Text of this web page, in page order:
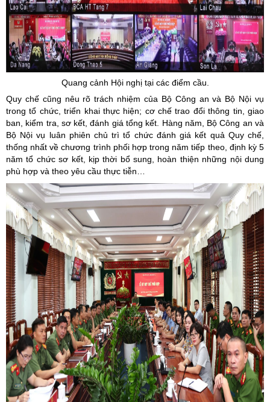
Quang cảnh Hội nghị tại các điểm cầu.
Quy chế cũng nêu rõ trách nhiệm của Bộ Công an và Bộ Nội vụ
trong tổ chức, triển khai thực hiện; cơ chế trao đổi thông tin, giao
ban, kiểm tra, sơ kết, đánh giá tổng kết. Hàng năm, Bộ Công an và
Bộ Nội vụ luân phiên chủ trì tổ chức đánh giá kết quả Quy chế,
thống nhất về chương trình phối hợp trong năm tiếp theo, định kỳ 5
năm tổ chức sơ kết, kịp thời bổ sung, hoàn thiện những nội dung
phù hợp và theo yêu cầu thực tiễn…